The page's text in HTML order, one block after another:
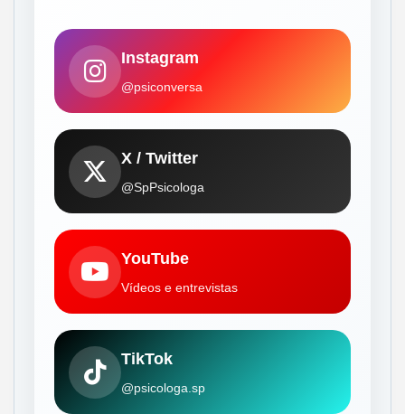
Instagram
@psiconversa
X / Twitter
@SpPsicologa
YouTube
Vídeos e entrevistas
TikTok
@psicologa.sp